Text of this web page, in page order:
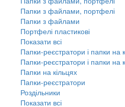
Папки з файлами, портфелі
Папки з файлами
Портфелі пластикові
Показати всі
Папки-реєстратори і папки на
Папки-реєстратори і папки на
Папки на кільцях
Папки-реєстратори
Роздільники
Показати всі